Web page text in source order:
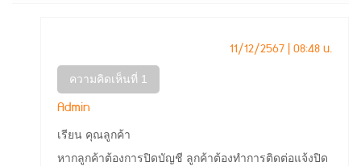
11/12/2567 | 08:48 น.
ความคิดเห็นที่ 1
Admin
เรียน คุณลูกค้า
หากลูกค้าต้องการปิดบัญชี ลูกค้าต้องทำการติดต่อแจ้งปิด